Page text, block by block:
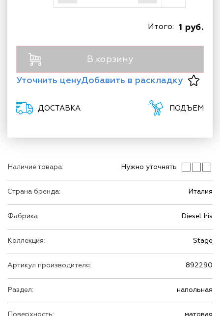
Наличие товара: Нужно уточнять
Страна бренда: Италия
Фабрика: Diesel Iris
Коллекция: Stage
Артикул производителя: 892290
Раздел: напольная
Поверхность: матовая
1 руб.
Итого:
В корзину
Уточнить ценуДобавить в раскладку
ДОСТАВКА ПОДЪЕМ